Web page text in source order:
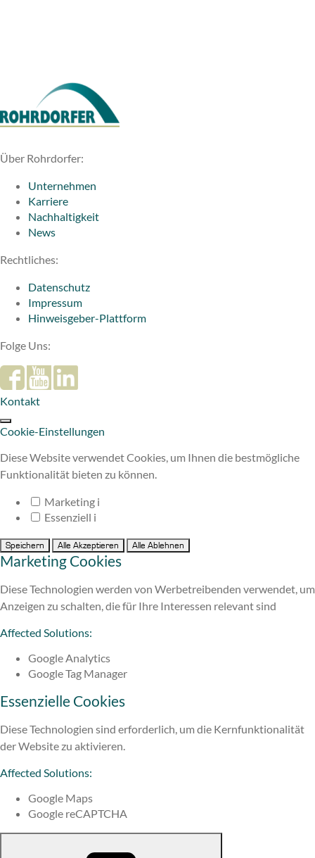
Über Rohrdorfer:
Unternehmen
Karriere
Nachhaltigkeit
News
Rechtliches:
Datenschutz
Impressum
Hinweisgeber-Plattform
Folge Uns:
Kontakt
Cookie-Einstellungen
Diese Website verwendet Cookies, um Ihnen die bestmögliche
Funktionalität bieten zu können.
Marketing i
Essenziell i
Speichern Alle Akzeptieren Alle Ablehnen
Marketing Cookies
Diese Technologien werden von Werbetreibenden verwendet, um
Anzeigen zu schalten, die für Ihre Interessen relevant sind
Affected Solutions:
Google Analytics
Google Tag Manager
Essenzielle Cookies
Diese Technologien sind erforderlich, um die Kernfunktionalität
der Website zu aktivieren.
Affected Solutions:
Google Maps
Google reCAPTCHA